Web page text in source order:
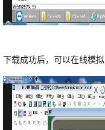
下载成功后，可以在线模拟